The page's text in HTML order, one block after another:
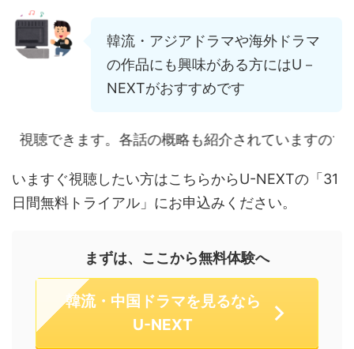
韓流・アジアドラマや海外ドラマ
の作品にも興味がある方にはU－
NEXTがおすすめです
話の概略も紹介されていますので、覗いてみて下さ
いますぐ視聴したい方はこちらからU-NEXTの「31
日間無料トライアル」にお申込みください。
まずは、ここから無料体験へ
韓流・中国ドラマを見るなら
U-NEXT